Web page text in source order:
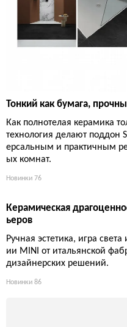
Тонкий как бумага,
Как полнотелая керамика
технология делают поддон
ерсальным и практичным
ых комнат.
Новинки 76